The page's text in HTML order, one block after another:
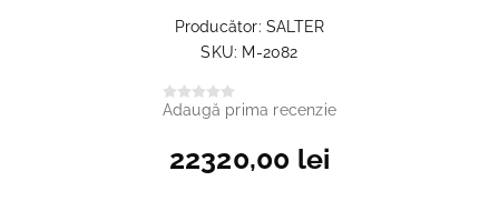
Producător: SALTER
SKU: M-2082
Adaugă prima recenzie
22320,00 lei